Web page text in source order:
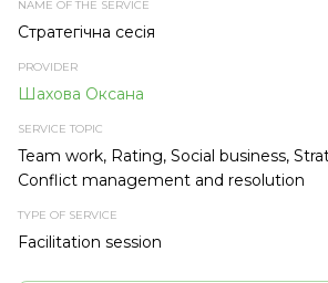
Стратегічна сесія
Шахова Оксана
Team work, Rating, Social business,
Conflict management and resolution
Facilitation session